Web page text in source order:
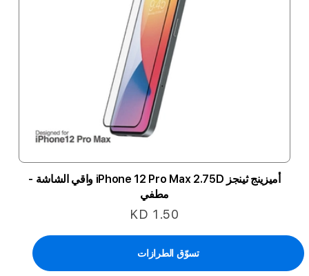
أميزينج ثينجز iPhone 12 Pro Max 2.75D واقي الشاشة -
مطفي
KD 1.50
تسوّق الطرازات